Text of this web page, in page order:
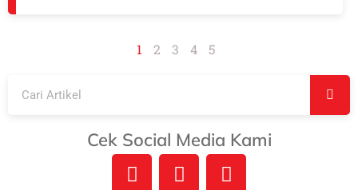
1 2 3 4 5
Cek Social Media Kami